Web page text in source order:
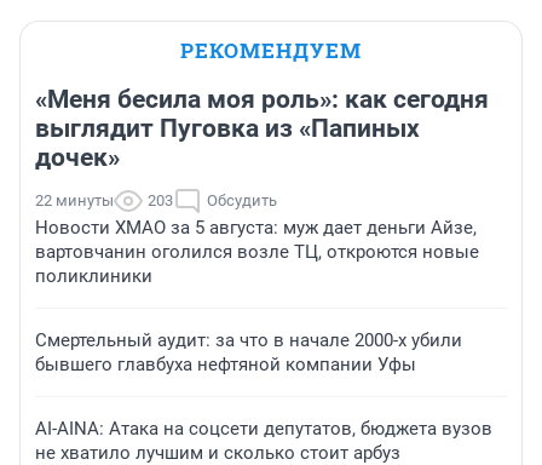
РЕКОМЕНДУЕМ
«Меня бесила моя роль»: как сегодня
выглядит Пуговка из «Папиных
дочек»
22 минуты 203 Обсудить
Новости ХМАО за 5 августа: муж дает деньги Айзе,
вартовчанин оголился возле ТЦ, откроются новые
поликлиники
Смертельный аудит: за что в начале 2000-х убили
бывшего главбуха нефтяной компании Уфы
AI-AINA: Атака на соцсети депутатов, бюджета вузов
не хватило лучшим и сколько стоит арбуз